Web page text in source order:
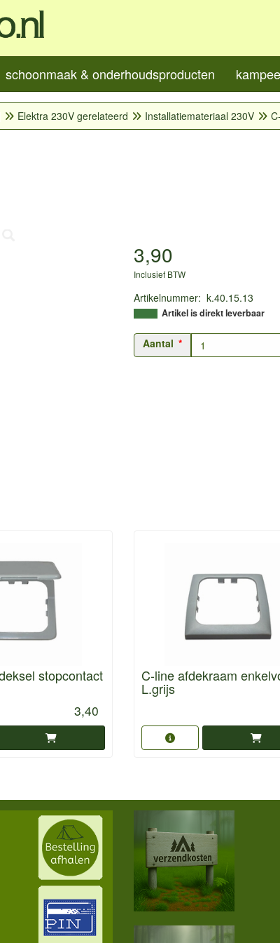
schoonmaak & onderhoudsproducten
Elektra 230V gerelateerd Installatiemateriaal 230V
3,90
Inclusief BTW
Artikelnummer: k.40.15.13
Artikel is direkt leverbaar
Aantal
stopcontact
3,40
C-line afdekraam
L.grijs